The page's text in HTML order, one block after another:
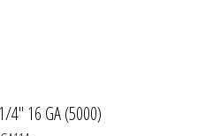
4" 16 GA (5000)